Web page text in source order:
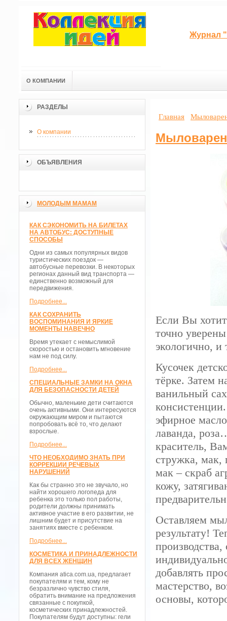
Журнал
О КОМПАНИИ
РАЗДЕЛЫ
О компании
ОБЪЯВЛЕНИЯ
МОЛОДЫМ МАМАМ
КАК СЭКОНОМИТЬ НА БИЛЕТАХ
НА АВТОБУС: ДОСТУПНЫЕ
СПОСОБЫ
Одни из самых популярных видов
туристических поездок —
автобусные перевозки. В некоторых
регионах данный вид транспорта —
единственно возможный для
передвижения.
Подробнее...
КАК СОХРАНИТЬ
ВОСПОМИНАНИЯ И ЯРКИЕ
МОМЕНТЫ НАВЕЧНО
Время утекает с немыслимой
скоростью и остановить мгновение
нам не под силу.
Подробнее...
СПЕЦИАЛЬНЫЕ ЗАМКИ НА ОКНА
ДЛЯ БЕЗОПАСНОСТИ ДЕТЕЙ
Обычно, маленькие дети считаются
очень активными. Они интересуются
окружающим миром и пытаются
попробовать всё то, что делают
взрослые.
Подробнее...
ЧТО НЕОБХОДИМО ЗНАТЬ ПРИ
КОРРЕКЦИИ РЕЧЕВЫХ
НАРУШЕНИЙ
Как бы странно это не звучало, но
найти хорошего логопеда для
ребенка это только пол работы,
родители должны принимать
активное участие в его развитии, не
лишним будет и присутствие на
занятиях вместе с ребенком.
Подробнее...
КОСМЕТИКА И ПРИНАДЛЕЖНОСТИ
ДЛЯ ВСЕХ ЖЕНЩИН
Компания atica.com.ua, предлагает
покупателям и тем, кому не
безразлично чувство стиля,
обратить внимание на предложения
связанные с покупкой,
косметических принадлежностей.
Покупателям будут доступны: гели
Главная
Если Вы
точно
экологично,
Кусочек
тёрке. Затем
ванильный
эфирное
лаванда,
краситель,
стружка, мак,
мак – скраб
кожу,
Оставляем
результату!
добавлять
мастерство,
основы,